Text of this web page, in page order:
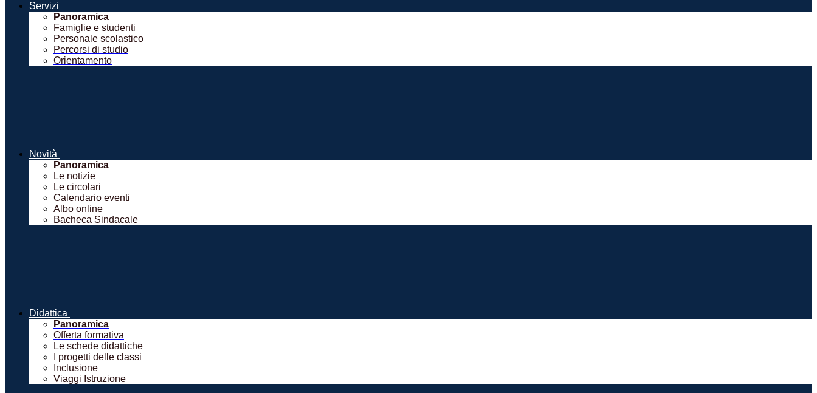
Servizi
Panoramica
Famiglie e studenti
Personale scolastico
Percorsi di studio
Orientamento
Novità
Panoramica
Le notizie
Le circolari
Calendario eventi
Albo online
Bacheca Sindacale
Didattica
Panoramica
Offerta formativa
Le schede didattiche
I progetti delle classi
Inclusione
Viaggi Istruzione